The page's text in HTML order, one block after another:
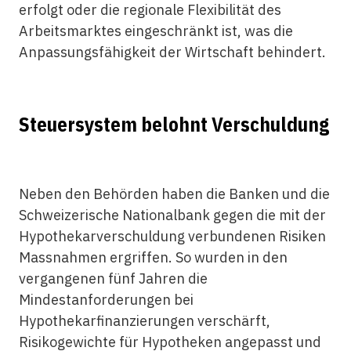
erfolgt oder die regionale Flexibilität des
Arbeitsmarktes eingeschränkt ist, was die
Anpassungsfähigkeit der Wirtschaft behindert.
Steuersystem belohnt Verschuldung
Neben den Behörden haben die Banken und die
Schweizerische Nationalbank gegen die mit der
Hypothekarverschuldung verbundenen Risiken
Massnahmen ergriffen. So wurden in den
vergangenen fünf Jahren die
Mindestanforderungen bei
Hypothekarfinanzierungen verschärft,
Risikogewichte für Hypotheken angepasst und